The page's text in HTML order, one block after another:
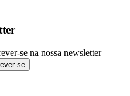
se na nossa newsletter
se